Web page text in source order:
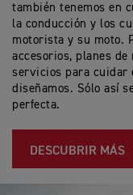
también tenemos en
la conducción y los
motorista y su moto.
accesorios, planes
servicios para cuidar
diseñamos. Sólo así
perfecta.
DESCUBRIR MÁS